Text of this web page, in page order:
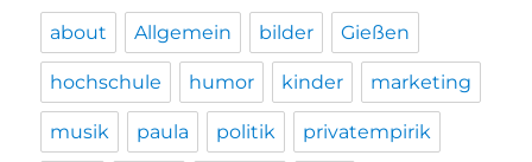
about Allgemein bilder Gießen
hochschule humor kinder marketing
musik paula politik privatempirik